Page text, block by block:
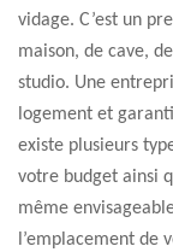
vidage. C’est un
maison, de cave,
studio. Une
logement et
existe plusieurs
votre budget ainsi
même
l’emplacement de